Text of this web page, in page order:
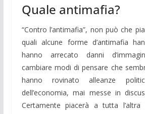
Quale antimafia?
“Contro l’antimafia”, non può che
quali alcune forme d’antimafia
hanno arrecato danni
cambiare modi di pensare che
hanno rovinato alleanze
dell’economia, mai messe in
Certamente piacerà a tutta l’altra